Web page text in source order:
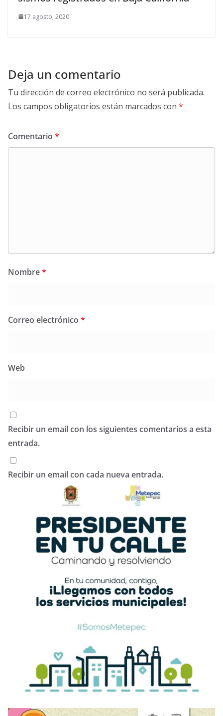
17 agosto, 2020
Deja un comentario
Tu dirección de correo electrónico no será publicada.
Los campos obligatorios están marcados con *
Comentario *
Nombre*
Correo electrónico *
Web
Recibir un email con los siguientes comentarios a esta
entrada.
Recibir un email con cada nueva entrada.